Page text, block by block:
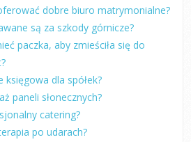
dobre biuro matrymonialne?
są za szkody górnicze?
paczka, aby zmieściła się do
księgowa dla spółek?
paneli słonecznych?
catering?
po udarach?